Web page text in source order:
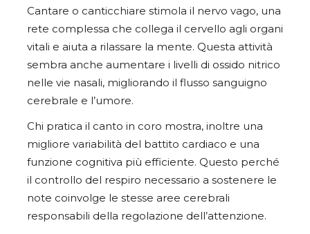
Cantare o canticchiare stimola il nervo vago, una
rete complessa che collega il cervello agli organi
vitali e aiuta a rilassare la mente. Questa attività
sembra anche aumentare i livelli di ossido nitrico
nelle vie nasali, migliorando il flusso sanguigno
cerebrale e l’umore.
Chi pratica il canto in coro mostra, inoltre una
migliore variabilità del battito cardiaco e una
funzione cognitiva più efficiente. Questo perché
il controllo del respiro necessario a sostenere le
note coinvolge le stesse aree cerebrali
responsabili della regolazione dell’attenzione.